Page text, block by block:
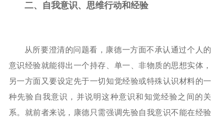
二、 自我意识、思维行动和经验
从所要澄清的问题看，康德一方面不承认通过个人的
意识经验就能得出一个持存、单一、非物质的思想实体，
另一方面又要设定先于一切知觉经验或特殊认识材料的一
种先验自我意识，并说明这种意识和知觉经验之间的关
系。就前者来说，康德只需强调先验自我意识不能在经验